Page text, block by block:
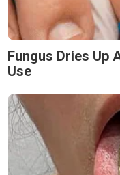
Fungus Dries Up
Use